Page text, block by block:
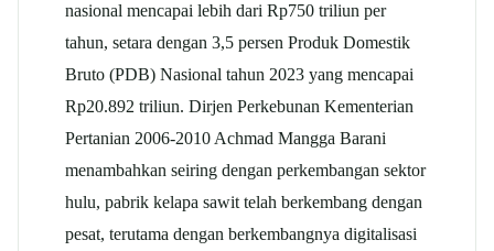
nasional mencapai lebih dari Rp750 triliun per
tahun, setara dengan 3,5 persen Produk Domestik
Bruto (PDB) Nasional tahun 2023 yang mencapai
Rp20.892 triliun. Dirjen Perkebunan Kementerian
Pertanian 2006-2010 Achmad Mangga Barani
menambahkan seiring dengan perkembangan sektor
hulu, pabrik kelapa sawit telah berkembang dengan
pesat, terutama dengan berkembangnya digitalisasi